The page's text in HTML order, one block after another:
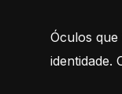
Óculos
identidade.